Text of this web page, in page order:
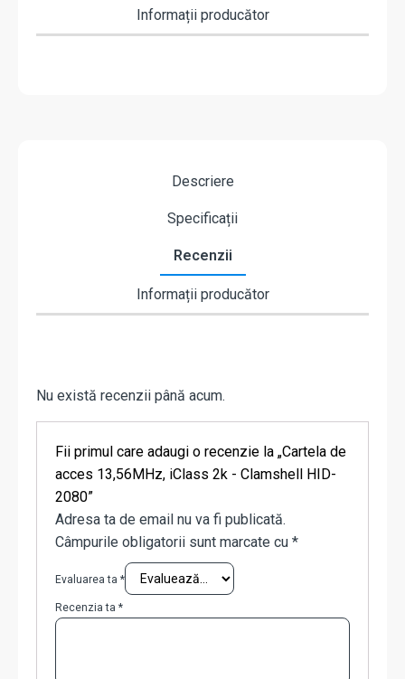
Informații producător
Descriere
Specificații
Recenzii
Informații producător
Nu există recenzii până acum.
Fii primul care adaugi o recenzie la „Cartela de
acces 13,56MHz, iClass 2k - Clamshell HID-
2080”
Adresa ta de email nu va fi publicată.
Câmpurile obligatorii sunt marcate cu *
Evaluarea ta *
Recenzia ta *